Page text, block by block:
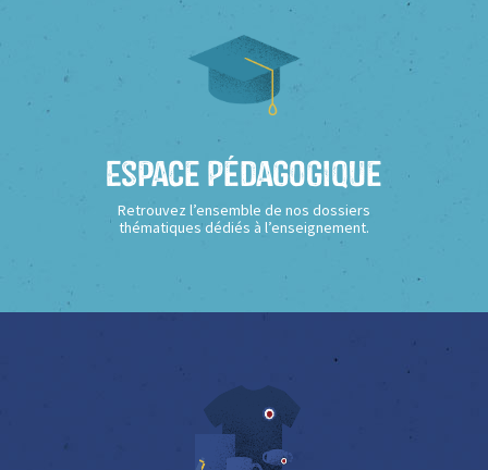
Espace Pédagogique
Retrouvez l’ensemble de nos dossiers
thématiques dédiés à l’enseignement.